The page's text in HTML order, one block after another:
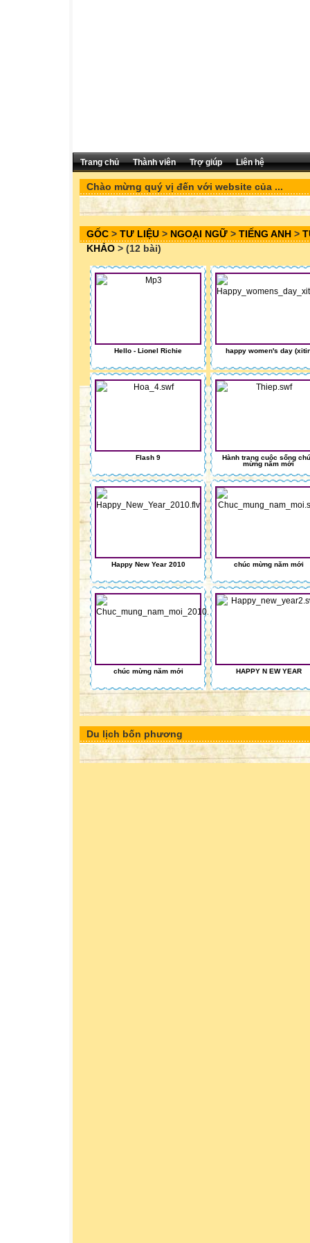
Trang chủ Thành viên Trợ giúp Liên hệ
Chào mừng quý vị đến với website của ...
GỐC > TƯ LIỆU > NGOẠI NGỮ > TIẾNG ANH >
KHẢO > (12 bài)
Hello - Lionel Richie happy women's day
Flash 9
Hành trang cuộc sống
mừng năm mới
Happy New Year 2010 chúc mừng năm mới
chúc mừng năm mới HAPPY N EW YEAR
Du lịch bốn phương